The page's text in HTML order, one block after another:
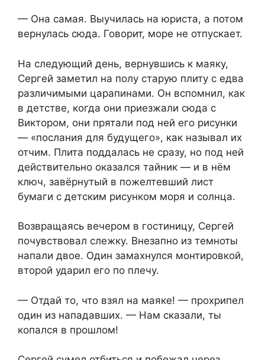
— Она самая. Выучилась на юриста, а потом
вернулась сюда. Говорит, море не отпускает.
На следующий день, вернувшись к маяку,
Сергей заметил на полу старую плиту с едва
различимыми царапинами. Он вспомнил, как
в детстве, когда они приезжали сюда с
Виктором, они прятали под ней его рисунки
— «послания для будущего», как называл их
отчим. Плита поддалась не сразу, но под ней
действительно оказался тайник — и в нём
ключ, завёрнутый в пожелтевший лист
бумаги с детским рисунком моря и солнца.
Возвращаясь вечером в гостиницу, Сергей
почувствовал слежку. Внезапно из темноты
напали двое. Один замахнулся монтировкой,
второй ударил его по плечу.
— Отдай то, что взял на маяке! — прохрипел
один из нападавших. — Нам сказали, ты
копался в прошлом!